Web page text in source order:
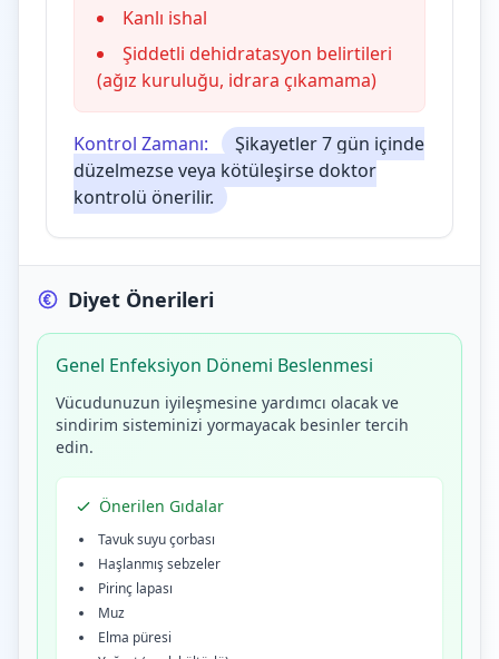
Kanlı ishal
Şiddetli dehidratasyon belirtileri
(ağız kuruluğu, idrara çıkamama)
Kontrol Zamanı:
Şikayetler 7 gün içinde
düzelmezse veya kötüleşirse doktor
kontrolü önerilir.
Diyet Önerileri
Genel Enfeksiyon Dönemi Beslenmesi
Vücudunuzun iyileşmesine yardımcı olacak ve
sindirim sisteminizi yormayacak besinler tercih
edin.
Önerilen Gıdalar
Tavuk suyu çorbası
Haşlanmış sebzeler
Pirinç lapası
Muz
Elma püresi